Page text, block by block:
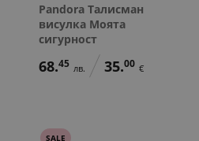
Pandora Талисман
висулка Моята
сигурност
68.45 лв. 35.00 €
SALE